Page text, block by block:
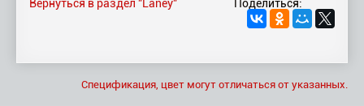
Поделиться:
Вернуться в раздел "Laney"
Спецификация, цвет могут отличаться от указанных.